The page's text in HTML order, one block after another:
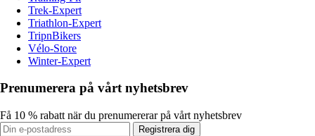
Trek-Expert
Triathlon-Expert
TripnBikers
Vélo-Store
Winter-Expert
Prenumerera på vårt nyhetsbrev
Få 10 % rabatt när du prenumererar på vårt nyhetsbrev
Registrera dig